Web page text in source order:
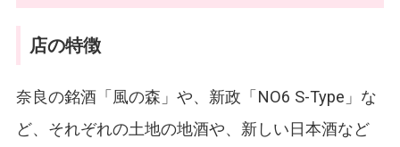
店の特徴
奈良の銘酒「風の森」や、新政「NO6 S-Type」な
ど、それぞれの土地の地酒や、新しい日本酒など